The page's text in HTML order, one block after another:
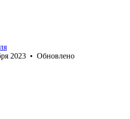
2023 • Обновлено